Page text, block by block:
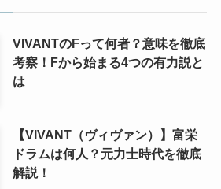
VIVANTのFって何者？意味を徹底
考察！Fから始まる4つの有力説と
は
【VIVANT（ヴィヴァン）】富栄
ドラムは何人？元力士時代を徹底
解説！